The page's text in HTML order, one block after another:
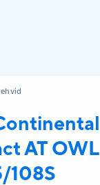
AT OWL
108S